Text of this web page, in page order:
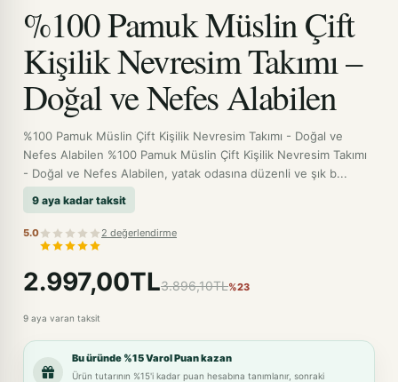
%100 Pamuk Müslin Çift
Kişilik Nevresim Takımı –
Doğal ve Nefes Alabilen
%100 Pamuk Müslin Çift Kişilik Nevresim Takımı - Doğal ve
Nefes Alabilen %100 Pamuk Müslin Çift Kişilik Nevresim Takımı
- Doğal ve Nefes Alabilen, yatak odasına düzenli ve şık b...
9 aya kadar taksit
5.0 2 değerlendirme
2.997,00TL3.896,10TL%23
9 aya varan taksit
Bu üründe %15 Varol Puan kazan
Ürün tutarının %15'i kadar puan hesabına tanımlanır, sonraki